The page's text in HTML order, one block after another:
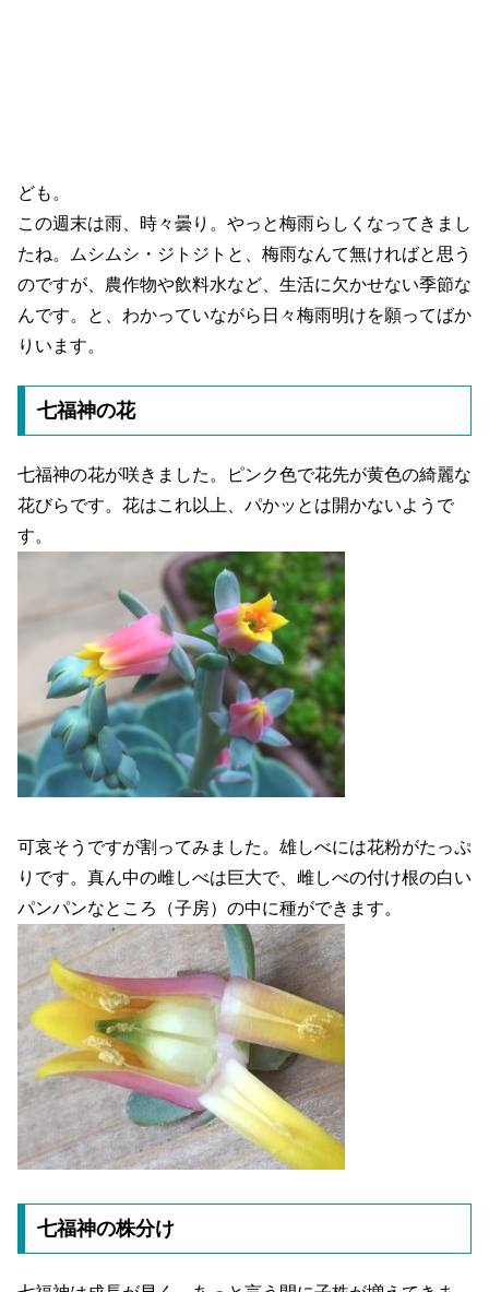
ども。
この週末は雨、時々曇り。やっと梅雨らしくなってきまし
たね。ムシムシ・ジトジトと、梅雨なんて無ければと思う
のですが、農作物や飲料水など、生活に欠かせない季節な
んです。と、わかっていながら日々梅雨明けを願ってばか
りいます。
七福神の花
七福神の花が咲きました。ピンク色で花先が黄色の綺麗な
花びらです。花はこれ以上、パかッとは開かないようで
す。
可哀そうですが割ってみました。雄しべには花粉がたっぷ
りです。真ん中の雌しべは巨大で、雌しべの付け根の白い
パンパンなところ（子房）の中に種ができます。
七福神の株分け